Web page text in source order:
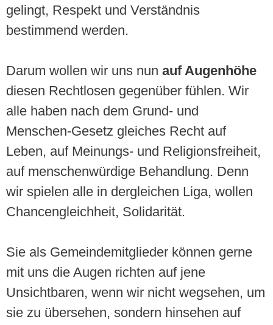
gelingt, Respekt und Verständnis
bestimmend werden.
Darum wollen wir uns nun auf Augenhöhe
diesen Rechtlosen gegenüber fühlen. Wir
alle haben nach dem Grund- und
Menschen-Gesetz gleiches Recht auf
Leben, auf Meinungs- und Religionsfreiheit,
auf menschenwürdige Behandlung. Denn
wir spielen alle in dergleichen Liga, wollen
Chancengleichheit, Solidarität.
Sie als Gemeindemitglieder können gerne
mit uns die Augen richten auf jene
Unsichtbaren, wenn wir nicht wegsehen, um
sie zu übersehen, sondern hinsehen auf